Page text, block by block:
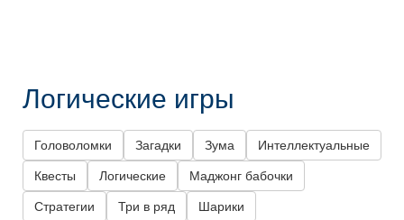
Логические игры
Головоломки Загадки Зума Интеллектуальные
Квесты Логические Маджонг бабочки
Стратегии Три в ряд Шарики